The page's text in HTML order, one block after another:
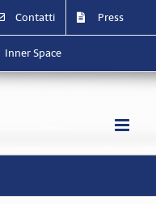
Contatti Press
Inner Space